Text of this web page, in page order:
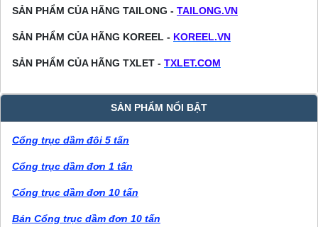
SẢN PHẨM CỦA HÃNG TAILONG - TAILONG.VN
SẢN PHẨM CỦA HÃNG KOREEL - KOREEL.VN
SẢN PHẨM CỦA HÃNG TXLET - TXLET.COM
SẢN PHẨM NỔI BẬT
Cổng trục dầm đôi 5 tấn
Cổng trục dầm đơn 1 tấn
Cổng trục dầm đơn 10 tấn
Bán Cổng trục dầm đơn 10 tấn